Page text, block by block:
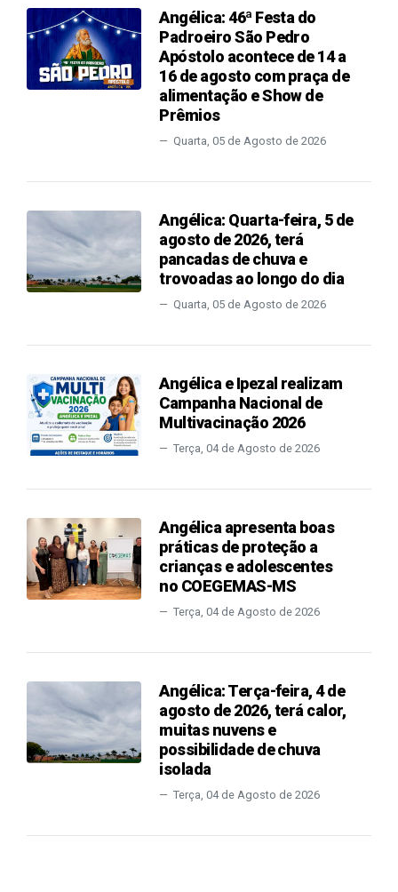
Angélica: 46ª Festa do
Padroeiro São Pedro
Apóstolo acontece de 14 a
16 de agosto com praça de
alimentação e Show de
Prêmios
Quarta, 05 de Agosto de 2026
Angélica: Quarta-feira, 5 de
agosto de 2026, terá
pancadas de chuva e
trovoadas ao longo do dia
Quarta, 05 de Agosto de 2026
Angélica e Ipezal realizam
Campanha Nacional de
Multivacinação 2026
Terça, 04 de Agosto de 2026
Angélica apresenta boas
práticas de proteção a
crianças e adolescentes
no COEGEMAS-MS
Terça, 04 de Agosto de 2026
Angélica: Terça-feira, 4 de
agosto de 2026, terá calor,
muitas nuvens e
possibilidade de chuva
isolada
Terça, 04 de Agosto de 2026